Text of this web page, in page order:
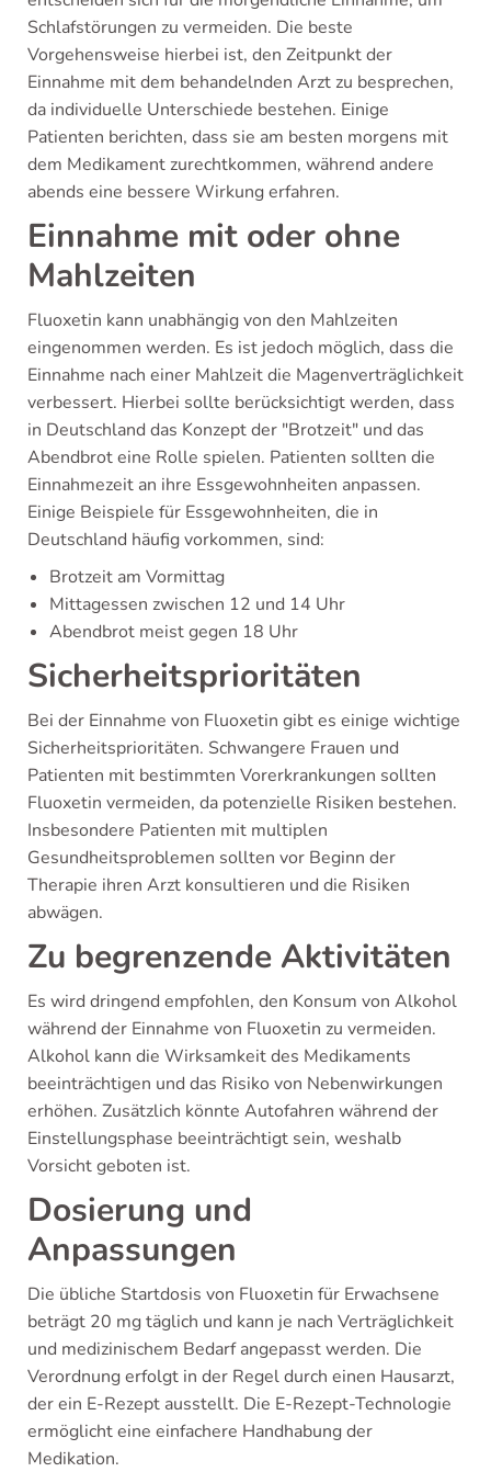
Schlafstörungen zu vermeiden. Die beste
Vorgehensweise hierbei ist, den Zeitpunkt der
Einnahme mit dem behandelnden Arzt zu besprechen,
da individuelle Unterschiede bestehen. Einige
Patienten berichten, dass sie am besten morgens mit
dem Medikament zurechtkommen, während andere
abends eine bessere Wirkung erfahren.
Einnahme mit oder ohne
Mahlzeiten
Fluoxetin kann unabhängig von den Mahlzeiten
eingenommen werden. Es ist jedoch möglich, dass die
Einnahme nach einer Mahlzeit die Magenverträglichkeit
verbessert. Hierbei sollte berücksichtigt werden, dass
in Deutschland das Konzept der "Brotzeit" und das
Abendbrot eine Rolle spielen. Patienten sollten die
Einnahmezeit an ihre Essgewohnheiten anpassen.
Einige Beispiele für Essgewohnheiten, die in
Deutschland häufig vorkommen, sind:
Brotzeit am Vormittag
Mittagessen zwischen 12 und 14 Uhr
Abendbrot meist gegen 18 Uhr
Sicherheitsprioritäten
Bei der Einnahme von Fluoxetin gibt es einige wichtige
Sicherheitsprioritäten. Schwangere Frauen und
Patienten mit bestimmten Vorerkrankungen sollten
Fluoxetin vermeiden, da potenzielle Risiken bestehen.
Insbesondere Patienten mit multiplen
Gesundheitsproblemen sollten vor Beginn der
Therapie ihren Arzt konsultieren und die Risiken
abwägen.
Zu begrenzende Aktivitäten
Es wird dringend empfohlen, den Konsum von Alkohol
während der Einnahme von Fluoxetin zu vermeiden.
Alkohol kann die Wirksamkeit des Medikaments
beeinträchtigen und das Risiko von Nebenwirkungen
erhöhen. Zusätzlich könnte Autofahren während der
Einstellungsphase beeinträchtigt sein, weshalb
Vorsicht geboten ist.
Dosierung und
Anpassungen
Die übliche Startdosis von Fluoxetin für Erwachsene
beträgt 20 mg täglich und kann je nach Verträglichkeit
und medizinischem Bedarf angepasst werden. Die
Verordnung erfolgt in der Regel durch einen Hausarzt,
der ein E-Rezept ausstellt. Die E-Rezept-Technologie
ermöglicht eine einfachere Handhabung der
Medikation.